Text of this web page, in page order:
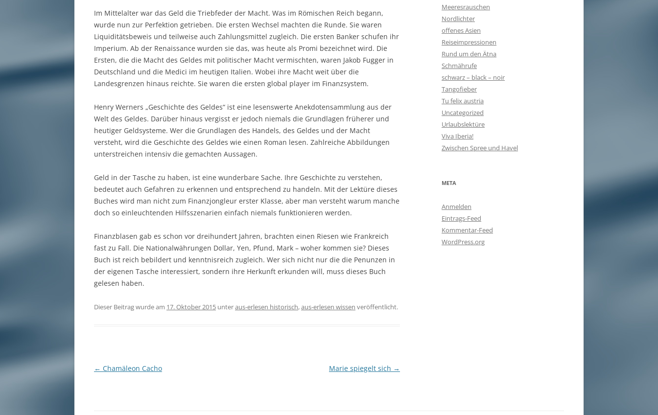
Im Mittelalter war das Geld die Triebfeder der Macht. Was im Römischen Reich begann,
wurde nun zur Perfektion getrieben. Die ersten Wechsel machten die Runde. Sie waren
Liquiditätsbeweis und teilweise auch Zahlungsmittel zugleich. Die ersten Banker schufen ihr
Imperium. Ab der Renaissance wurden sie das, was heute als Promi bezeichnet wird. Die
Ersten, die die Macht des Geldes mit politischer Macht vermischten, waren Jakob Fugger in
Deutschland und die Medici im heutigen Italien. Wobei ihre Macht weit über die
Landesgrenzen hinaus reichte. Sie waren die ersten global player im Finanzsystem.
Henry Werners „Geschichte des Geldes“ ist eine lesenswerte Anekdotensammlung aus der
Welt des Geldes. Darüber hinaus vergisst er jedoch niemals die Grundlagen früherer und
heutiger Geldsysteme. Wer die Grundlagen des Handels, des Geldes und der Macht
versteht, wird die Geschichte des Geldes wie einen Roman lesen. Zahlreiche Abbildungen
unterstreichen intensiv die gemachten Aussagen.
Geld in der Tasche zu haben, ist eine wunderbare Sache. Ihre Geschichte zu verstehen,
bedeutet auch Gefahren zu erkennen und entsprechend zu handeln. Mit der Lektüre dieses
Buches wird man nicht zum Finanzjongleur erster Klasse, aber man versteht warum manche
doch so einleuchtenden Hilfsszenarien einfach niemals funktionieren werden.
Finanzblasen gab es schon vor dreihundert Jahren, brachten einen Riesen wie Frankreich
fast zu Fall. Die Nationalwährungen Dollar, Yen, Pfund, Mark – woher kommen sie? Dieses
Buch ist reich bebildert und kenntnisreich zugleich. Wer sich nicht nur die die Penunzen in
der eigenen Tasche interessiert, sondern ihre Herkunft erkunden will, muss dieses Buch
gelesen haben.
Dieser Beitrag wurde am 17. Oktober 2015 unteraus-erlesen historisch,aus-erlesen wissen veröffentlicht.
Beitragsnavigation
← Chamäleon Cacho Marie spiegelt sich →
Meeresrauschen
Nordlichter
offenes Asien
Reiseimpressionen
Rund um den Ätna
Schmährufe
schwarz – black – noir
Tangofieber
Tu felix austria
Uncategorized
Urlaubslektüre
Viva Iberia!
Zwischen Spree und Havel
META
Anmelden
Eintrags-Feed
Kommentar-Feed
WordPress.org